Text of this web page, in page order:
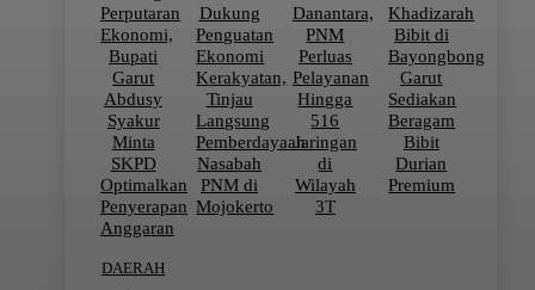
Perputaran
Ekonomi,
Bupati
Garut
Abdusy
Syakur
Minta
SKPD
Optimalkan
Penyerapan
Anggaran
Dukung
Penguatan
Ekonomi
Kerakyatan,
Tinjau
Langsung
Pemberdayaan
Nasabah
PNM di
Mojokerto
Danantara,
PNM
Perluas
Pelayanan
Hingga
516
Jaringan
di
Wilayah
3T
Khadizarah
Bibit di
Bayongbong
Garut
Sediakan
Beragam
Bibit
Durian
Premium
DAERAH